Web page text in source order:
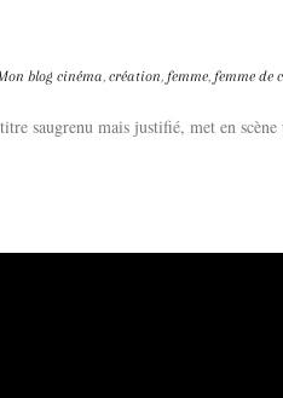
blog cinéma, création, femme, femme de
saugrenu mais justifié, met en